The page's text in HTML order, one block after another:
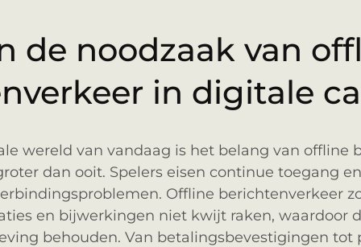
de noodzaak van
in digitale
wereld van vandaag is het belang van offline
dan ooit. Spelers eisen continue toegang
Offline berichtenverkeer
en bijwerkingen niet kwijt raken, waardoor
behouden. Van betalingsbevestigingen tot